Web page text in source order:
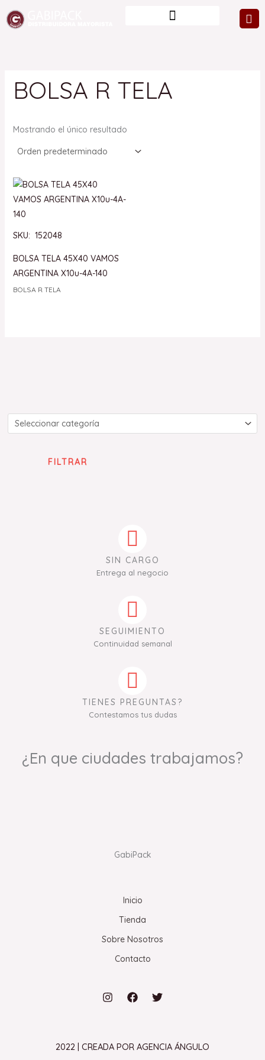
FILTRAR
BOLSA R TELA
Mostrando el único resultado
SKU: 152048
BOLSA TELA 45X40 VAMOS
ARGENTINA X10u-4A-140
BOLSA R TELA
SIN CARGO
Entrega al negocio
SEGUIMIENTO
Continuidad semanal
TIENES PREGUNTAS?
Contestamos tus dudas
¿En que ciudades trabajamos?
GabiPack
Inicio
Tienda
Sobre Nosotros
Contacto
2022 | CREADA POR AGENCIA ÁNGULO